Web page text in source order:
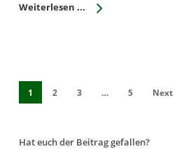
Weiterlesen ...
1 2 3 … 5 Next
Hat euch der Beitrag gefallen?